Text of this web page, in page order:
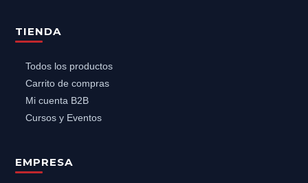
TIENDA
Todos los productos
Carrito de compras
Mi cuenta B2B
Cursos y Eventos
EMPRESA